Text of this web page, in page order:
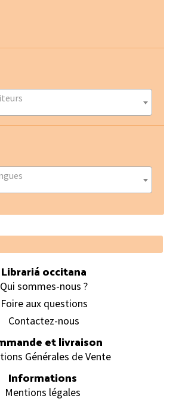
Librariá occitana
Qui sommes-nous ?
Foire aux questions
Contactez-nous
et livraison
Générales de Vente
Informations
Mentions légales